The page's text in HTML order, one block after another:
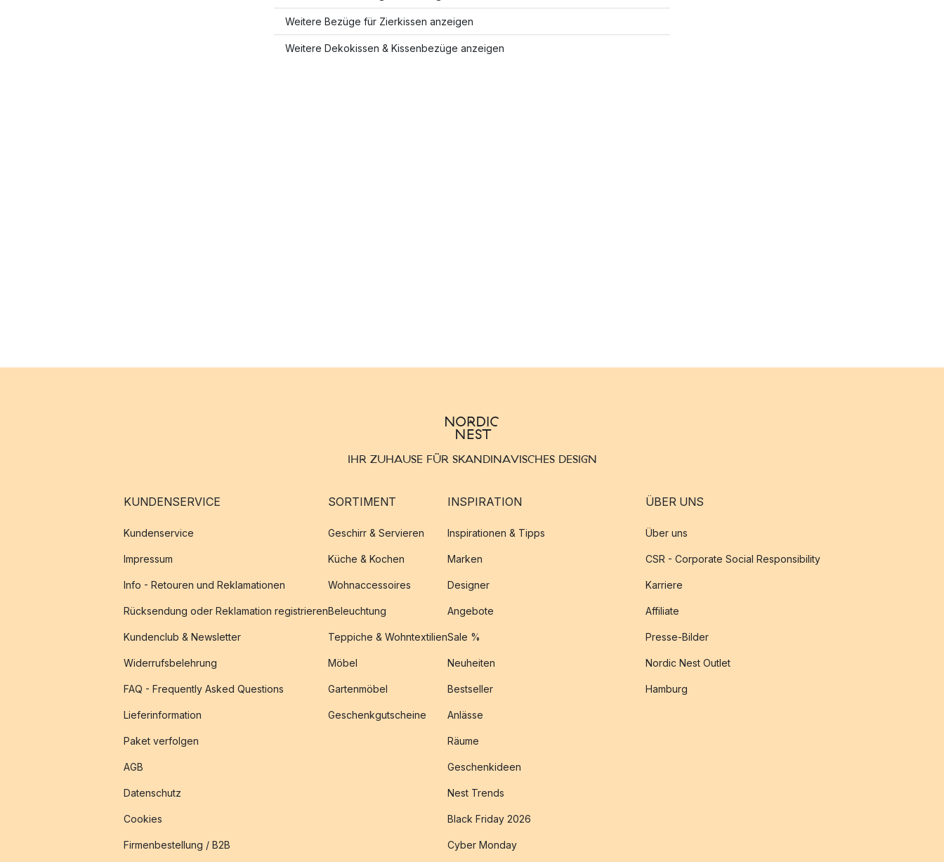
Weitere Bezüge für Zierkissen anzeigen
Weitere Dekokissen & Kissenbezüge anzeigen
IHR ZUHAUSE FÜR SKANDINAVISCHES DESIGN
KUNDENSERVICE
Kundenservice
Impressum
Info - Retouren und Reklamationen
Rücksendung oder Reklamation registrieren
Kundenclub & Newsletter
Widerrufsbelehrung
FAQ - Frequently Asked Questions
Lieferinformation
Paket verfolgen
AGB
Datenschutz
Cookies
Firmenbestellung / B2B
SORTIMENT
Geschirr & Servieren
Küche & Kochen
Wohnaccessoires
Beleuchtung
Teppiche & Wohntextilien
Möbel
Gartenmöbel
Geschenkgutscheine
INSPIRATION
Inspirationen & Tipps
Marken
Designer
Angebote
Sale %
Neuheiten
Bestseller
Anlässe
Räume
Geschenkideen
Nest Trends
Black Friday 2026
Cyber Monday
ÜBER UNS
Über uns
CSR - Corporate Social Responsibility
Karriere
Affiliate
Presse-Bilder
Nordic Nest Outlet
Hamburg